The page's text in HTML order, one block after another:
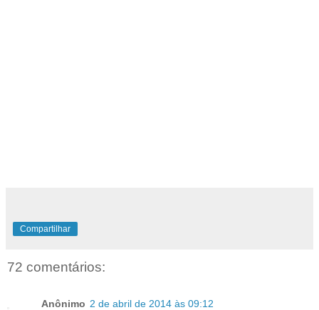
Compartilhar
72 comentários:
Anônimo 2 de abril de 2014 às 09:12